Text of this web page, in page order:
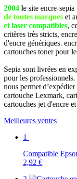
2004 le site encre-sepia
de toutes marques et
et laser compatibles,
critères très stricts,
d'encre génériques.
cartouches toner pour
Sepia sont livrées en
pour les
nous permet d’expédier
cartouche Lexmark,
cartouches jet d'encre
Meilleures ventes
1
Compatible
2,92 €